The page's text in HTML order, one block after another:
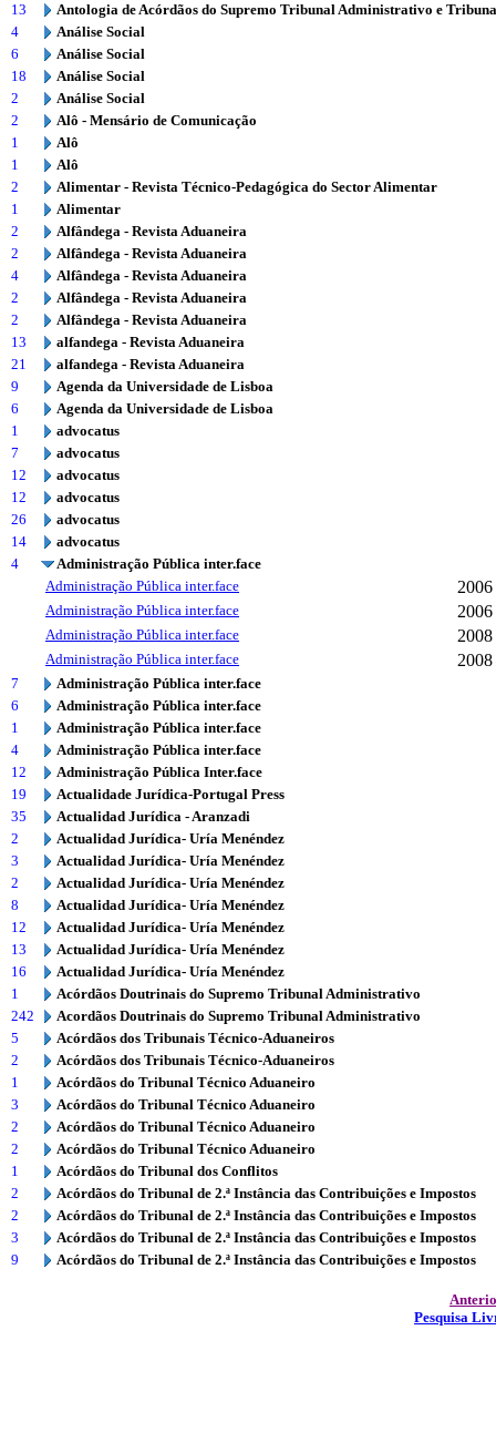
13
Antologia de Acórdãos do Supremo Tribunal Administrativo e
4
Análise Social
6
Análise Social
18
Análise Social
2
Análise Social
2
Alô - Mensário de Comunicação
1
Alô
1
Alô
2
Alimentar - Revista Técnico-Pedagógica do Sector Alimentar
1
Alimentar
2
Alfândega - Revista Aduaneira
2
Alfândega - Revista Aduaneira
4
Alfândega - Revista Aduaneira
2
Alfândega - Revista Aduaneira
2
Alfândega - Revista Aduaneira
13
alfandega - Revista Aduaneira
21
alfandega - Revista Aduaneira
9
Agenda da Universidade de Lisboa
6
Agenda da Universidade de Lisboa
1
advocatus
7
advocatus
12
advocatus
12
advocatus
26
advocatus
14
advocatus
4
Administração Pública inter.face
Administração Pública inter.face
2006
Administração Pública inter.face 2006
Administração Pública inter.face 2008
Administração Pública inter.face 2008
7
Administração Pública inter.face
6
Administração Pública inter.face
1
Administração Pública inter.face
4
Administração Pública inter.face
12
Administração Pública Inter.face
19
Actualidade Jurídica-Portugal Press
35
Actualidad Jurídica - Aranzadi
2
Actualidad Jurídica- Uría Menéndez
3
Actualidad Jurídica- Uría Menéndez
2
Actualidad Jurídica- Uría Menéndez
8
Actualidad Jurídica- Uría Menéndez
12
Actualidad Jurídica- Uría Menéndez
13
Actualidad Jurídica- Uría Menéndez
16
Actualidad Jurídica- Uría Menéndez
1
Acórdãos Doutrinais do Supremo Tribunal Administrativo
242
Acordãos Doutrinais do Supremo Tribunal Administrativo
5
Acórdãos dos Tribunais Técnico-Aduaneiros
2
Acórdãos dos Tribunais Técnico-Aduaneiros
1
Acórdãos do Tribunal Técnico Aduaneiro
3
Acórdãos do Tribunal Técnico Aduaneiro
2
Acórdãos do Tribunal Técnico Aduaneiro
2
Acórdãos do Tribunal Técnico Aduaneiro
1
Acórdãos do Tribunal dos Conflitos
2
Acórdãos do Tribunal de 2.ª Instância das Contribuições e Impostos
2
Acórdãos do Tribunal de 2.ª Instância das Contribuições e Impostos
3
Acórdãos do Tribunal de 2.ª Instância das Contribuições e Impostos
9
Acórdãos do Tribunal de 2.ª Instância das Contribuições e Impostos
Pesquisa